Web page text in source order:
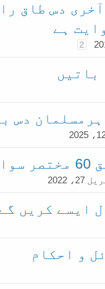
دس طاق
ہے
2
باتیں
دس
27، 2022
ایسے کریں
و احکام